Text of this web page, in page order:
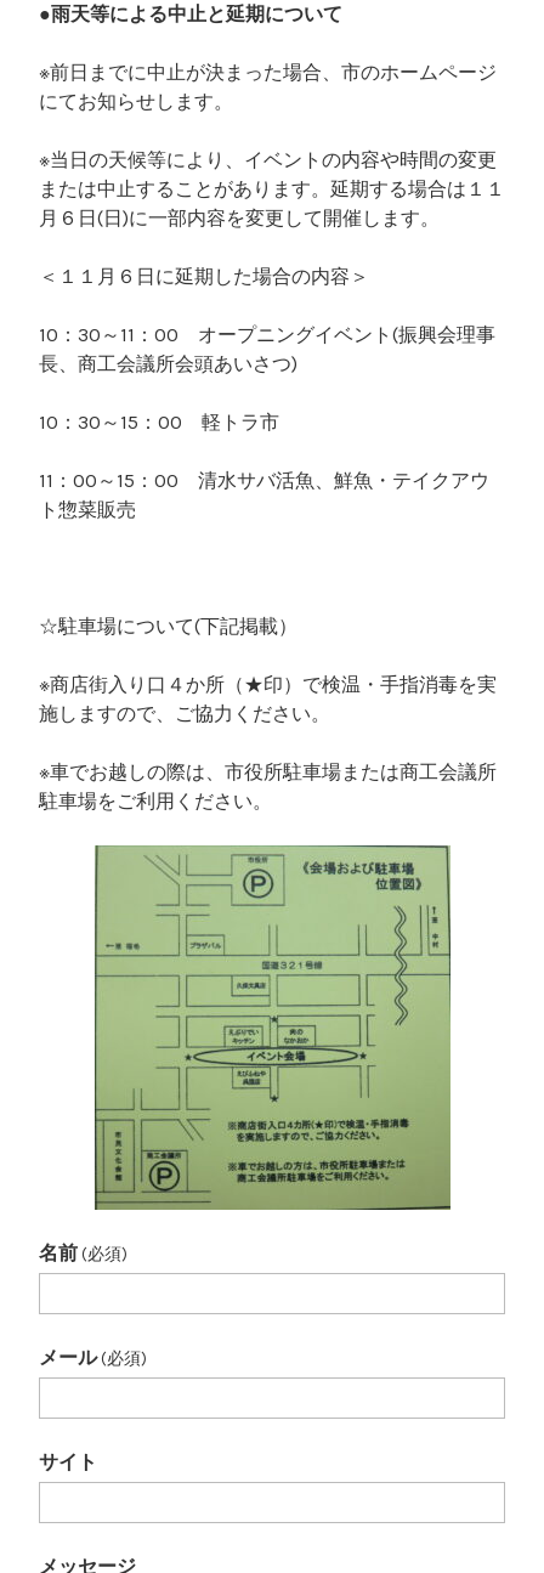
●雨天等による中止と延期について
※前日までに中止が決まった場合、市のホームページ
にてお知らせします。
※当日の天候等により、イベントの内容や時間の変更
または中止することがあります。延期する場合は１１
月６日(日)に一部内容を変更して開催します。
＜１１月６日に延期した場合の内容＞
10：30～11：00 オープニングイベント(振興会理事
長、商工会議所会頭あいさつ)
10：30～15：00 軽トラ市
11：00～15：00 清水サバ活魚、鮮魚・テイクアウ
ト惣菜販売
☆駐車場について(下記掲載）
※商店街入り口４か所（★印）で検温・手指消毒を実
施しますので、ご協力ください。
※車でお越しの際は、市役所駐車場または商工会議所
駐車場をご利用ください。
名前 (必須)
メール (必須)
サイト
メッセージ